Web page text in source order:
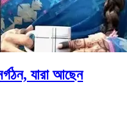
যারা আছেন